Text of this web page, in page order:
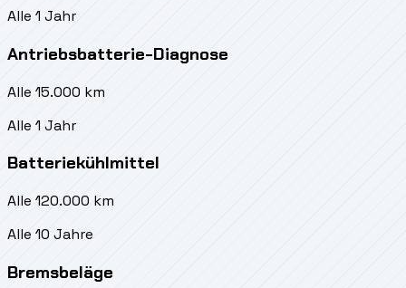
Alle 1 Jahr
Antriebsbatterie-Diagnose
Alle 15.000 km
Alle 1 Jahr
Batteriekühlmittel
Alle 120.000 km
Alle 10 Jahre
Bremsbeläge